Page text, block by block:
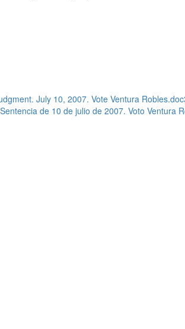
July 10, 2007. Vote Ventura Robles.doc
de 10 de julio de 2007. Voto Ventura